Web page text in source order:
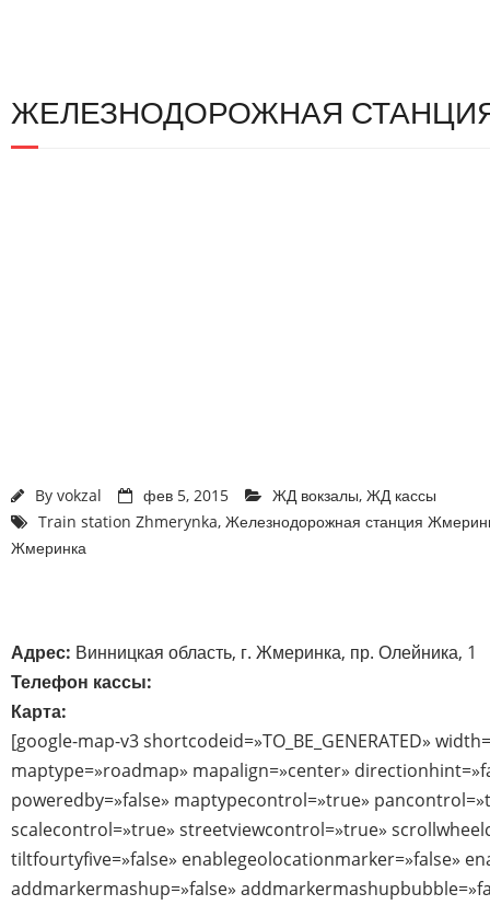
ЖЕЛЕЗНОДОРОЖНАЯ
By vokzal фев 5, 2015 ЖД вокзалы, ЖД кассы
Train station Zhmerynka, Железнодорожная станция
Жмеринка
Адрес: Винницкая область, г. Жмеринка, пр. Олейника, 1
Телефон кассы:
Карта:
[google-map-v3 shortcodeid=»TO_BE_GENERATED»
maptype=»roadmap» mapalign=»center»
poweredby=»false» maptypecontrol=»true»
scalecontrol=»true» streetviewcontrol=»true»
tiltfourtyfive=»false» enablegeolocationmarker=»false»
addmarkermashup=»false»